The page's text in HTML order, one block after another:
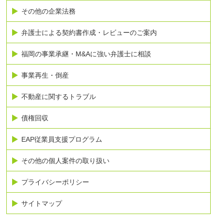
その他の企業法務
弁護士による契約書作成・レビューのご案内
福岡の事業承継・M&Aに強い弁護士に相談
事業再生・倒産
不動産に関するトラブル
債権回収
EAP従業員支援プログラム
その他の個人案件の取り扱い
プライバシーポリシー
サイトマップ